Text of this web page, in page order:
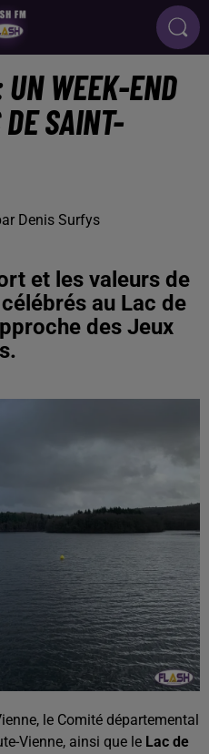
WEEK-END
SAINT-
Denis Surfys
et les valeurs de
au Lac de
des Jeux
le Comité départemental
Vienne, ainsi que le Lac de